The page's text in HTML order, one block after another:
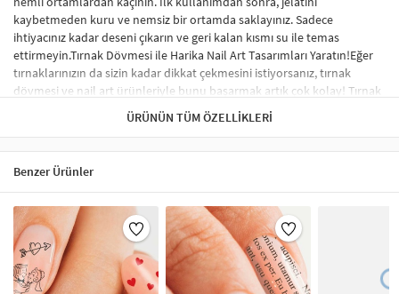
kaybetmeden kuru ve nemsiz bir ortamda saklayınız. Sadece
ihtiyacınız kadar deseni çıkarın ve geri kalan kısmı su ile temas
ettirmeyin.Tırnak Dövmesi ile Harika Nail Art Tasarımları Yaratın!Eğer
tırnaklarınızın da sizin kadar dikkat çekmesini istiyorsanız, tırnak
dövmesi ve nail art ürünleriyle bunu başarmak artık çok kolay! Tırnak
sticker ve su transfer dövmesi kullanarak tırnaklarınıza benzersiz
tasarımlar yapabilir, profesyonel bir görünüm elde edebilirsiniz.
nail-art malzemesi gerektirmez. İstediğiniz desen ve modelleri rahatça
uygulayabilirsiniz.Tırnak Sticker Nedir?Tırnak stickerları, tırnakları
süslemek için özel olarak tasarlanmış renkli, küçük desenlerdir.
Uygulama süreci oldukça basittir ve şık bir tırnak süsleme sonucu elde
etmenizi sağlar. Tırnak sticker çeşitleri arasında; tırnağın tamamını
kaplayan, tek renk oje görünümü verenler ve minik şekillerle süslenen
modeller yer almaktadır. Ayrıca, çiçek, karikatür figürleri ve hayvan
desenleri gibi çok çeşitli seçenekler de mevcuttur.Tırnak Sticker Nasıl
ÜRÜNÜN TÜM ÖZELLIKLERI
Benzer Ürünler